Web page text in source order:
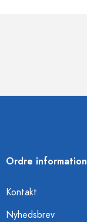
Ordre information
Kontakt
Nyhedsbrev